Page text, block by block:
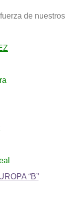
de nuestros
“B”